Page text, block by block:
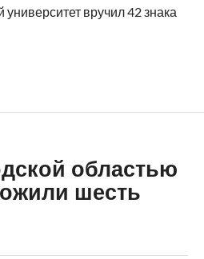
университет вручил 42 знака
областью
шесть